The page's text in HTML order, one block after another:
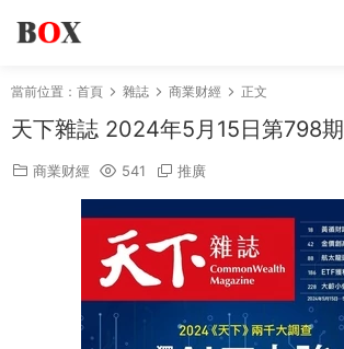
當前位置： 首頁 雜誌 商業财經 正文
天下雜誌 2024年5月15日第798期
商業财經 541 推廣